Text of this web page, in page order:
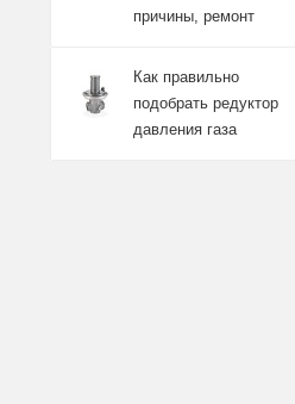
причины, ремонт
Как правильно
подобрать редуктор
давления газа